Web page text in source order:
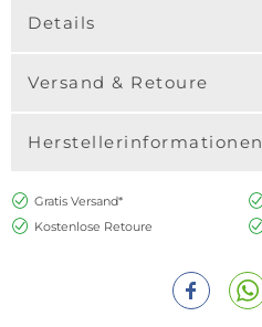
Details
Versand & Retoure
Herstellerinformationen
Gratis Versand*
Kostenlose Retoure